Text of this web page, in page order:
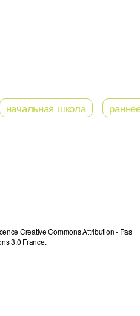
начальная школа
Creative Commons Attribution - Pas
3.0 France.